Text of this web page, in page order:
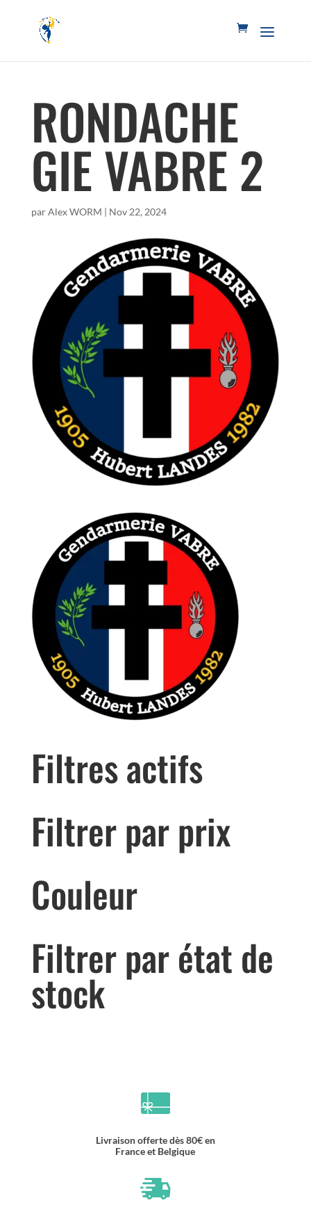
RONDACHE
GIE VABRE 2
parAlex WORM | Nov 22, 2024
Filtres actifs
Filtrer par prix
Couleur
Filtrer par état de
stock
Livraison offerte dès 80€ en
France et Belgique